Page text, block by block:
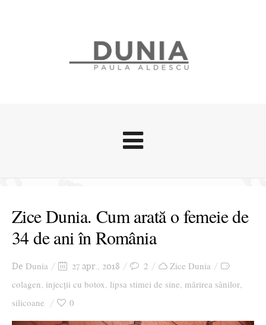
Stari afective
Zice Dunia
Călătorii
Cursuri povestite
Ziua culorii
Zice Dunia. Cum arată o femeie de
34 de ani în România
De Dunia 27 apr., 2018 2
Zice Dunia
colagen, injecții cu botox, lipsa stimei de sine, mărirea sânilor,
silicoane 0